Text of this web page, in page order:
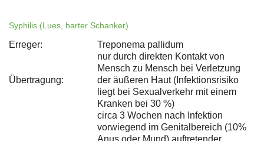
Syphilis (Lues, harter Schanker)
Erreger: Treponema pallidum
Übertragung:
nur durch direkten Kontakt von
Mensch zu Mensch bei Verletzung
der äußeren Haut (Infektionsrisiko
liegt bei Sexualverkehr mit einem
Kranken bei 30 %)
circa 3 Wochen nach Infektion
vorwiegend im Genitalbereich (10%
Anus oder Mund) auftretender